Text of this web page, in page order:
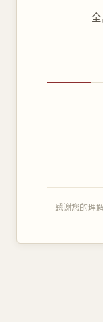
全
感谢您的理